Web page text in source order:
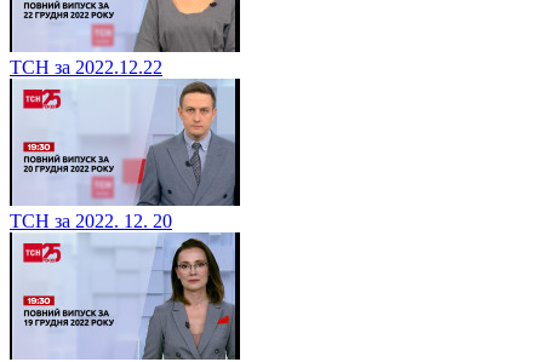
ТСН за 2022.12.22
ТСН за 2022. 12. 20